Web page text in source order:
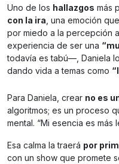
Uno de los hallazgos más
con la ira , una emoción
por miedo a la percepción
experiencia de ser una
todavía es tabú—, Daniela
dando vida a temas como
Para Daniela, crear no es
algoritmos; es un proceso
mental. “Mi esencia es más
Esa calma la traerá por
con un show que promete